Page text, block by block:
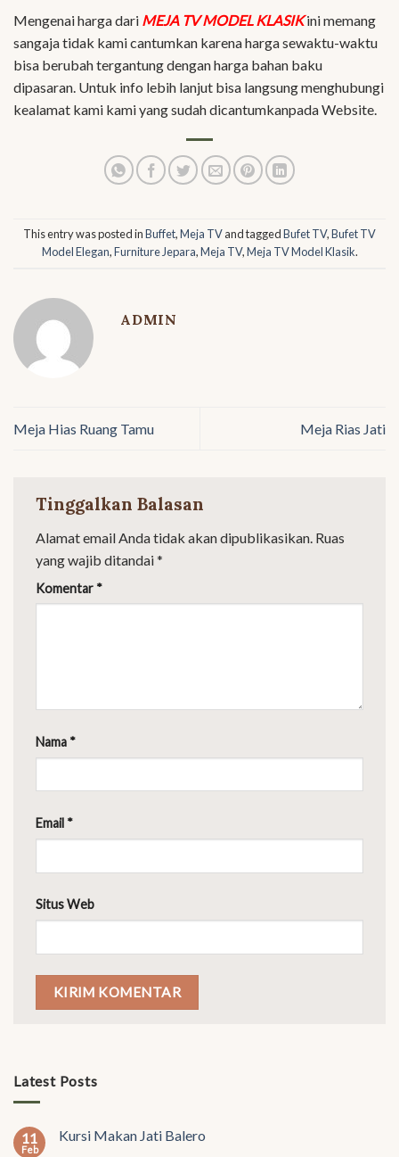
Mengenai harga dari MEJA TV MODEL KLASIKini memang
sangaja tidak kami cantumkan karena harga sewaktu-waktu
bisa berubah tergantung dengan harga bahan baku
dipasaran. Untuk info lebih lanjut bisa langsung menghubungi
kealamat kami kami yang sudah dicantumkanpada Website.
This entry was posted inBuffet,Meja TVand taggedBufet TV,Bufet TV
Model Elegan,Furniture Jepara,Meja TV,Meja TV Model Klasik.
ADMIN
Meja Hias Ruang Tamu Meja Rias Jati
Tinggalkan Balasan
Alamat email Anda tidak akan dipublikasikan. Ruas
yang wajib ditandai*
Komentar *
Nama *
Email *
Situs Web
Latest Posts
11
Feb
Kursi Makan Jati Balero